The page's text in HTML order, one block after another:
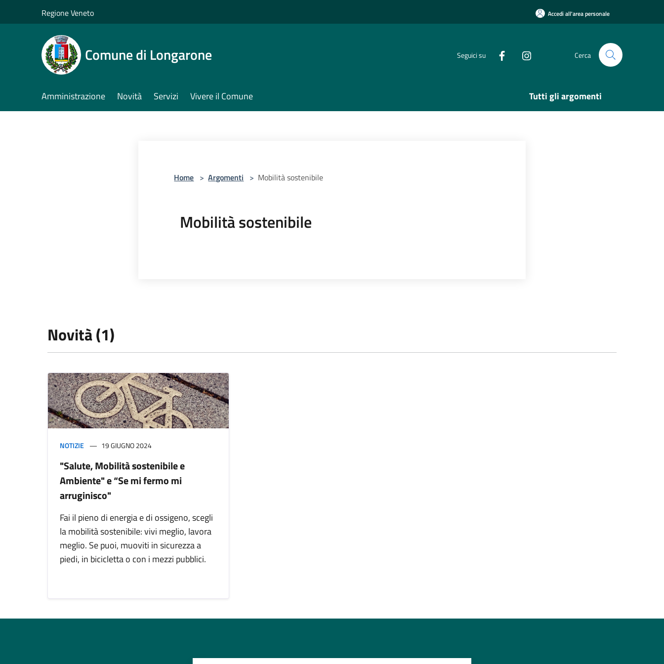
Regione Veneto Accedi all'area personale
Comune di Longarone Seguici su Cerca
Amministrazione Novità Servizi Vivere il Comune Tutti gli argomenti
Home > Argomenti > Mobilità sostenibile
Mobilità sostenibile
Novità (1)
NOTIZIE 19 GIUGNO 2024
"Salute, Mobilità sostenibile e
Ambiente" e “Se mi fermo mi
arruginisco"
Fai il pieno di energia e di ossigeno, scegli
la mobilità sostenibile: vivi meglio, lavora
meglio. Se puoi, muoviti in sicurezza a
piedi, in bicicletta o con i mezzi pubblici.